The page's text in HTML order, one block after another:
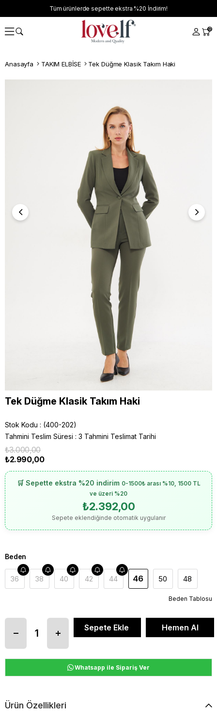
Tüm ürünlerde sepette ekstra %20 İndirim!
0
Anasayfa TAKIM ELBİSE Tek Düğme Klasik Takım Haki
Tek Düğme Klasik Takım Haki
Stok Kodu
(400-202)
Tahmini Teslim Süresi : 3 Tahmini Teslimat Tarihi
₺3.000,00
₺2.990,00
🛒 Sepette ekstra %20 indirim 0-1500₺ arası %10, 1500 TL
ve üzeri %20
₺2.392,00
Sepete eklendiğinde otomatik uygulanır
Beden
36 38 40 42 44 46 50 48
Beden Tablosu
Whatsapp ile Sipariş Ver
Ürün Özellikleri